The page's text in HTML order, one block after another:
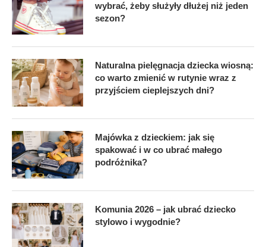
wybrać, żeby służyły dłużej niż jeden
sezon?
Naturalna pielęgnacja dziecka wiosną:
co warto zmienić w rutynie wraz z
przyjściem cieplejszych dni?
Majówka z dzieckiem: jak się
spakować i w co ubrać małego
podróżnika?
Komunia 2026 – jak ubrać dziecko
stylowo i wygodnie?